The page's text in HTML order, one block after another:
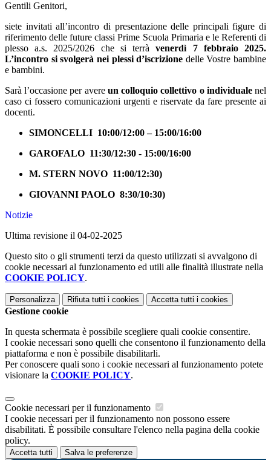
Gentili Genitori,
siete invitati all’incontro di presentazione delle principali figure di
riferimento delle future classi Prime Scuola Primaria e le Referenti di
plesso a.s. 2025/2026 che si terràvenerdì 7 febbraio
2025.
L’incontro si svolgerà nei plessi d’iscrizione delle Vostre bambine
e bambini.
Sarà l’occasione per avere un colloquio collettivo o individualenel
caso ci fossero comunicazioni urgenti e riservate da fare presente ai
docenti.
SIMONCELLI 10:00/12:00 – 15:00/16:00
GAROFALO 11:30/12:30 - 15:00/16:00
M. STERN NOVO 11:00/12:30)
GIOVANNI PAOLO 8:30/10:30)
Notizie
Ultima revisione il 04-02-2025
Questo sito o gli strumenti terzi da questo utilizzati si avvalgono di
cookie necessari al funzionamento ed utili alle finalità illustrate nella
COOKIE POLICY.
Personalizza Rifiuta tutti i cookies Accetta tutti i cookies
Gestione cookie
In questa schermata è possibile scegliere quali cookie consentire.
I cookie necessari sono quelli che consentono il funzionamento della
piattaforma e non è possibile disabilitarli.
Per conoscere quali sono i cookie necessari al funzionamento potete
visionare la COOKIE POLICY.
Cookie necessari per il funzionamento
I cookie necessari per il funzionamento non possono essere
disabilitati. È possibile consultare l'elenco nella pagina della cookie
policy.
Accetta tutti Salva le preferenze